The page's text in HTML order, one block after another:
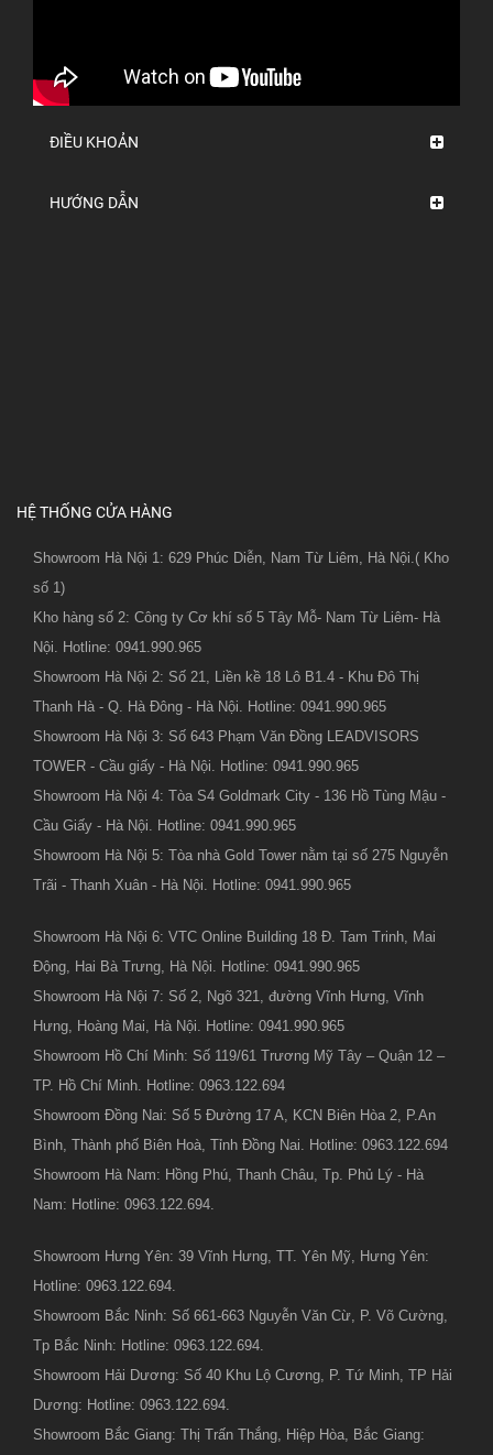
ĐIỀU KHOẢN
HƯỚNG DẪN
HỆ THỐNG CỬA HÀNG
Showroom Hà Nội 1: 629 Phúc Diễn, Nam Từ Liêm, Hà Nội.( Kho
số 1)
Kho hàng số 2: Công ty Cơ khí số 5 Tây Mỗ- Nam Từ Liêm- Hà
Nội. Hotline: 0941.990.965
Showroom Hà Nội 2: Số 21, Liền kề 18 Lô B1.4 - Khu Đô Thị
Thanh Hà - Q. Hà Đông - Hà Nội. Hotline: 0941.990.965
Showroom Hà Nội 3: Số 643 Phạm Văn Đồng LEADVISORS
TOWER - Cầu giấy - Hà Nội. Hotline: 0941.990.965
Showroom Hà Nội 4: Tòa S4 Goldmark City - 136 Hồ Tùng Mậu -
Cầu Giấy - Hà Nội. Hotline: 0941.990.965
Showroom Hà Nội 5: Tòa nhà Gold Tower nằm tại số 275 Nguyễn
Trãi - Thanh Xuân - Hà Nội. Hotline: 0941.990.965
Showroom Hà Nội 6: VTC Online Building 18 Đ. Tam Trinh, Mai
Động, Hai Bà Trưng, Hà Nội. Hotline: 0941.990.965
Showroom Hà Nội 7: Số 2, Ngõ 321, đường Vĩnh Hưng, Vĩnh
Hưng, Hoàng Mai, Hà Nội. Hotline: 0941.990.965
Showroom Hồ Chí Minh: Số 119/61 Trương Mỹ Tây – Quận 12 –
TP. Hồ Chí Minh. Hotline: 0963.122.694
Showroom Đồng Nai: Số 5 Đường 17 A, KCN Biên Hòa 2, P.An
Bình, Thành phố Biên Hoà, Tỉnh Đồng Nai. Hotline: 0963.122.694
Showroom Hà Nam: Hồng Phú, Thanh Châu, Tp. Phủ Lý - Hà
Nam: Hotline: 0963.122.694.
Showroom Hưng Yên: 39 Vĩnh Hưng, TT. Yên Mỹ, Hưng Yên:
Hotline: 0963.122.694.
Showroom Bắc Ninh: Số 661-663 Nguyễn Văn Cừ, P. Võ Cường,
Tp Bắc Ninh: Hotline: 0963.122.694.
Showroom Hải Dương: Số 40 Khu Lộ Cương, P. Tứ Minh, TP Hải
Dương: Hotline: 0963.122.694.
Showroom Bắc Giang: Thị Trấn Thắng, Hiệp Hòa, Bắc Giang: